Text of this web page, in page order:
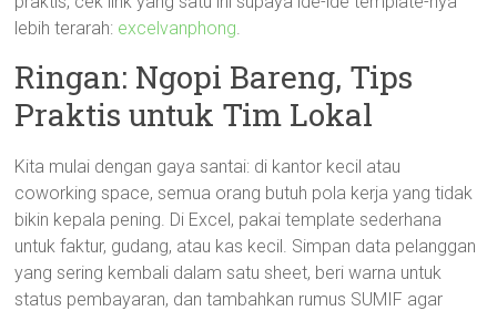
lebih terarah: excelvanphong.
Ringan: Ngopi Bareng, Tips
Praktis untuk Tim Lokal
Kita mulai dengan gaya santai: di kantor kecil atau
coworking space, semua orang butuh pola kerja yang tidak
bikin kepala pening. Di Excel, pakai template sederhana
untuk faktur, gudang, atau kas kecil. Simpan data pelanggan
yang sering kembali dalam satu sheet, beri warna untuk
status pembayaran, dan tambahkan rumus SUMIF agar